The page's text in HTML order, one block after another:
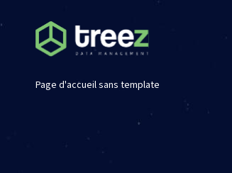
Page d'accueil sans template